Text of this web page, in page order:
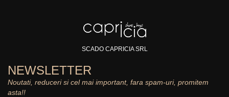
SCADO CAPRICIA SRL
NEWSLETTER
Noutati, reduceri si cel mai important, fara spam-uri, promitem
asta!!